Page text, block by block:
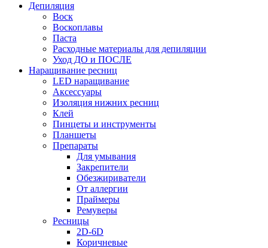
Депиляция
Воск
Воскоплавы
Паста
Расходные материалы для депиляции
Уход ДО и ПОСЛЕ
Наращивание ресниц
LED наращивание
Аксессуары
Изоляция нижних ресниц
Клей
Пинцеты и инструменты
Планшеты
Препараты
Для умывания
Закрепители
Обезжириватели
От аллергии
Праймеры
Ремуверы
Ресницы
2D-6D
Коричневые